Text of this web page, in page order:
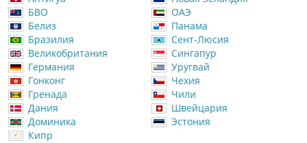
БВО
Белиз
Бразилия
Великобритания
Германия
Гонконг
Гренада
Дания
Доминика
Кипр
ОАЭ
Панама
Сент-Люсия
Сингапур
Уругвай
Чехия
Чили
Швейцария
Эстония